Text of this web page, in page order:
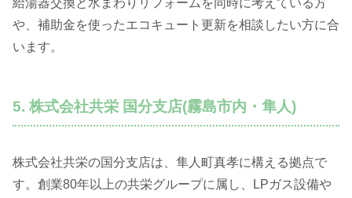
や、補助金を使ったエコキュート更新を相談したい方に合
います。
5. 株式会社共栄 国分支店(霧島市内・隼人)
株式会社共栄の国分支店は、隼人町真孝に構える拠点で
す。創業80年以上の共栄グループに属し、LPガス設備や